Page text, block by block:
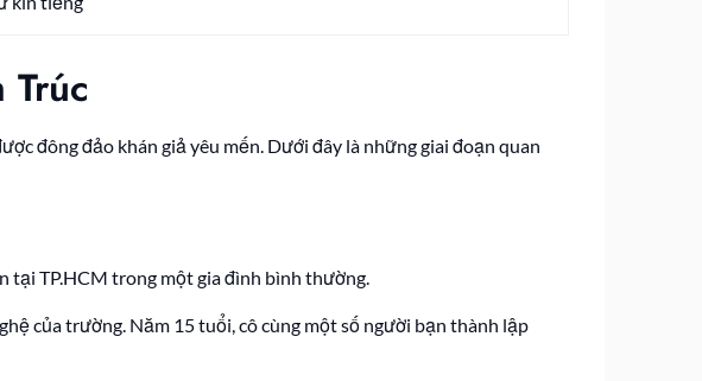
đông đảo khán giả yêu mến. Dưới đây là những giai đoạn quan
tại TP.HCM trong một gia đình bình thường.
của trường. Năm 15 tuổi, cô cùng một số người bạn thành lập